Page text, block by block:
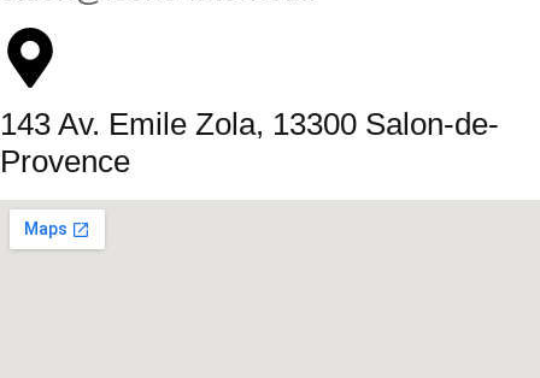
143 Av. Emile Zola, 13300 Salon-de-
Provence